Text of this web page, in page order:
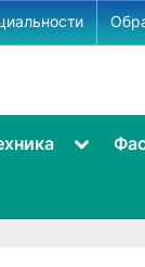
Toggle